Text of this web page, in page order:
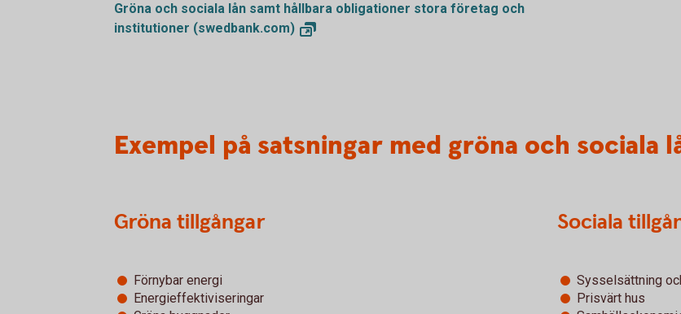
Gröna och sociala lån samt hållbara obligationer stora företag och
institutioner (swedbank.com)
Exempel på satsningar med gröna och sociala
Gröna tillgångar
Förnybar energi
Energieffektiviseringar
Sociala
Sysselsättning
Prisvärt hus